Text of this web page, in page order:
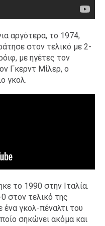
αργότερα, το 1974,
στον τελικό με 2-
με ηγέτες τον
Γκερντ Μίλερ, ο
γκολ.
το 1990 στην Ιταλία.
στον τελικό της
γκολ-πέναλτι του
σηκώνει ακόμα και